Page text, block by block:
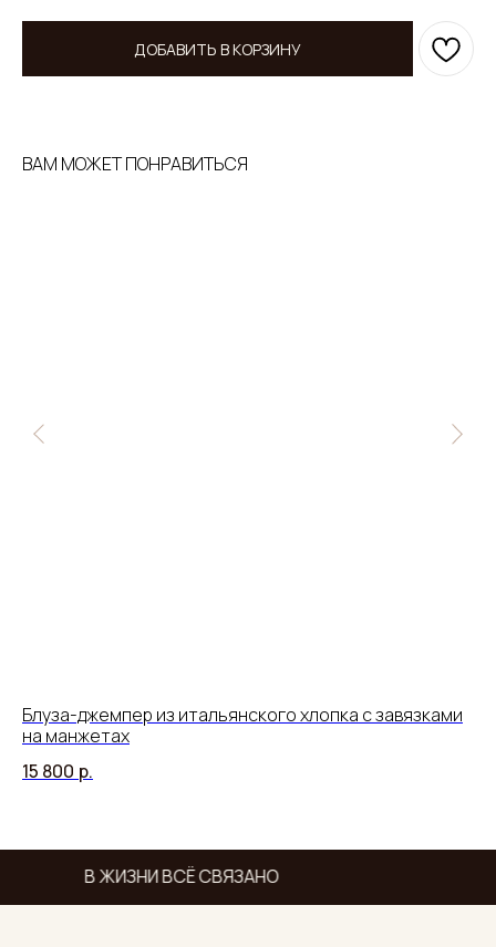
ДОБАВИТЬ В КОРЗИНУ
ВАМ МОЖЕТ ПОНРАВИТЬСЯ
Блуза-джемпер из итальянского хлопка с завязками
на манжетах
15 800 р.
В ЖИЗНИ ВСЁ СВЯЗАНО